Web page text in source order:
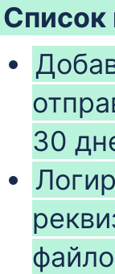
1с для
накладных
для
FRESH
для FRESH
Список
30